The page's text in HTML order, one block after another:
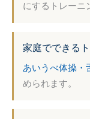
にするトレーニ
家庭でできる
あいうべ体操・
められます。